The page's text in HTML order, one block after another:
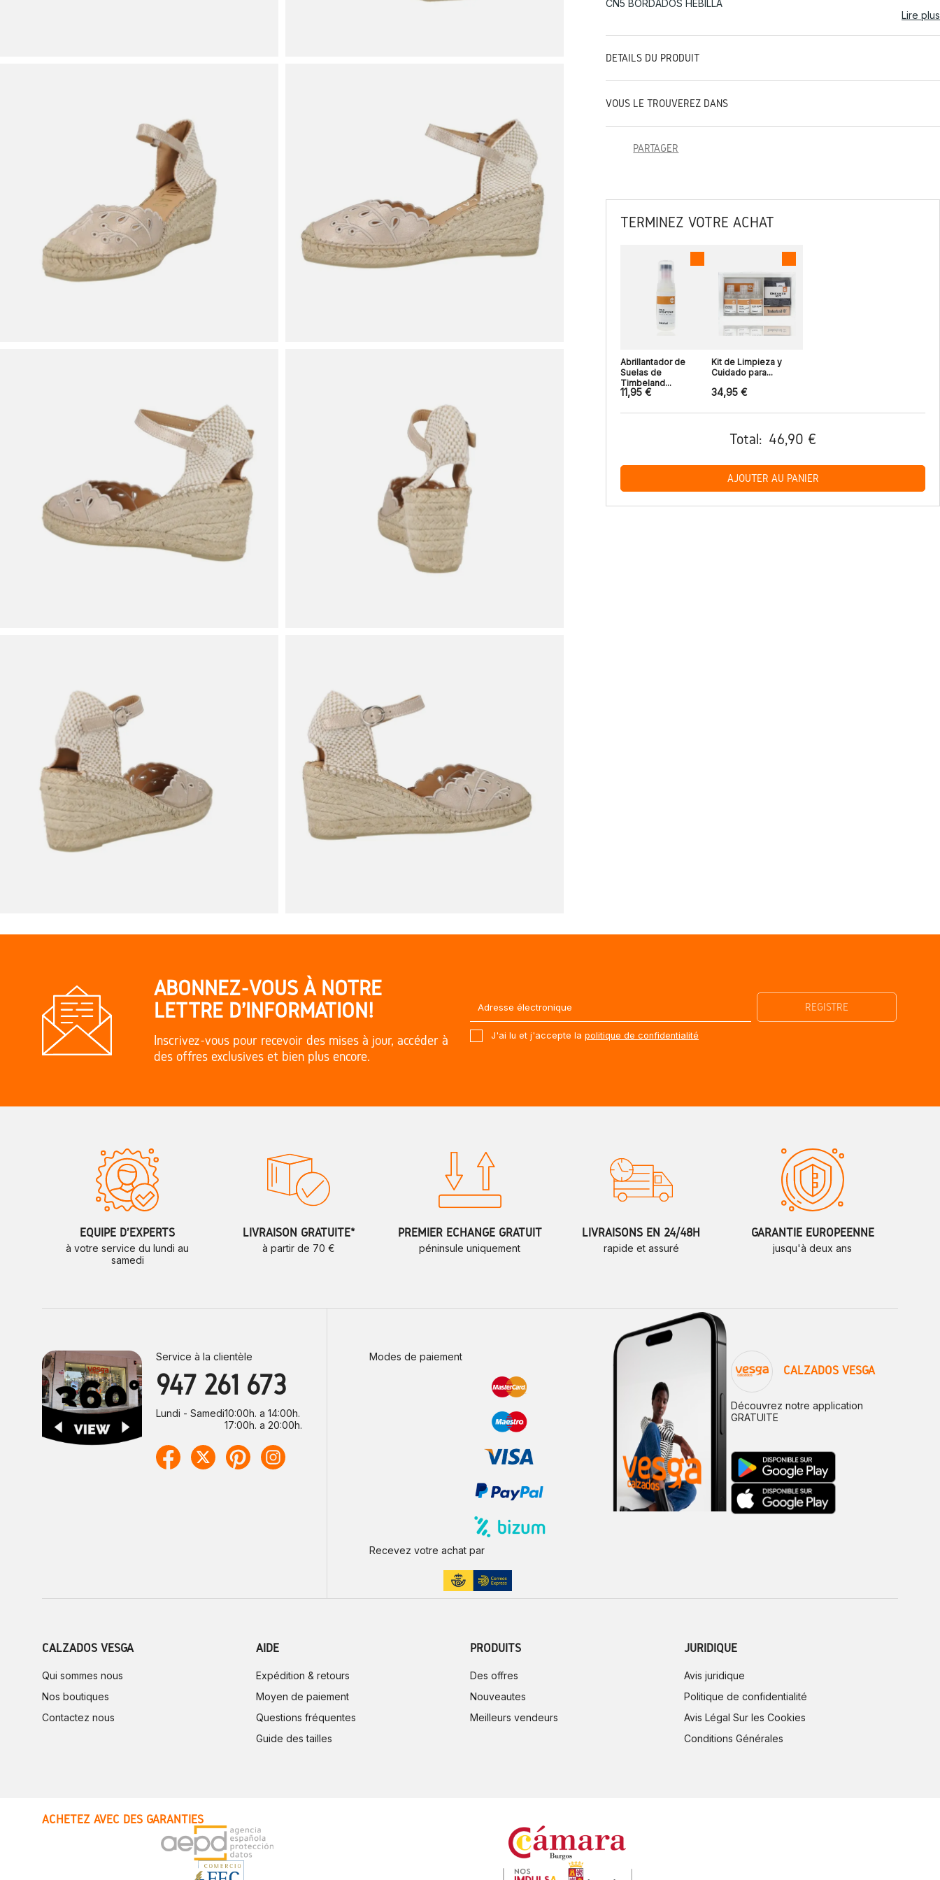
CÑ5 BORDADOS HEBILLA
Lire plus
DÉTAILS DU PRODUIT
VOUS LE TROUVEREZ DANS
PARTAGER
TERMINEZ VOTRE ACHAT
Abrillantador de
Suelas de
Timbeland...
11,95 €
Kit de Limpieza y
Cuidado para...
34,95 €
Total: 46,90 €
AJOUTER AU PANIER
ABONNEZ-VOUS À NOTRE
LETTRE D'INFORMATION!
Inscrivez-vous pour recevoir des mises à jour, accéder à
des offres exclusives et bien plus encore.
J'ai lu et j'accepte la politique de confidentialité
ÉQUIPE D'EXPERTS
à votre service du lundi au
samedi
LIVRAISON GRATUITE*
à partir de 70 €
PREMIER ÉCHANGE GRATUIT
péninsule uniquement
LIVRAISONS EN 24/48H
rapide et assuré
GARANTIE EUROPÉENNE
jusqu'à deux ans
Service à la clientèle
947 261 673
Lundi - Samedi10:00h. a 14:00h.
17:00h. a 20:00h.
Modes de paiement
Recevez votre achat par
CALZADOS VESGA
Découvrez notre application
GRATUITE
CALZADOS VESGA
Qui sommes nous
Nos boutiques
Contactez nous
AIDE
Expédition & retours
Moyen de paiement
Questions fréquentes
Guide des tailles
PRODUITS
Des offres
Nouveautes
Meilleurs vendeurs
JURIDIQUE
Avis juridique
Politique de confidentialité
Avis Légal Sur les Cookies
Conditions Générales
ACHETEZ AVEC DES GARANTIES